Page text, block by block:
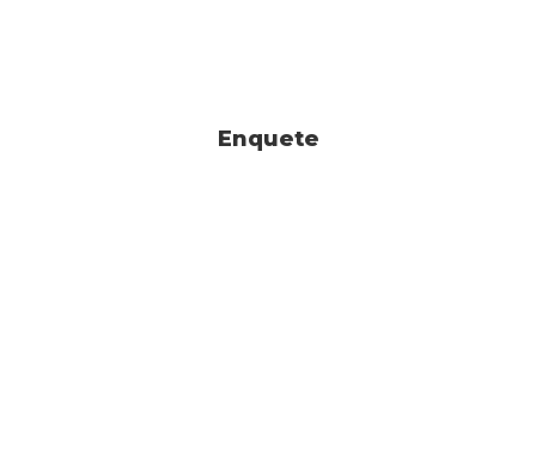
Enquete